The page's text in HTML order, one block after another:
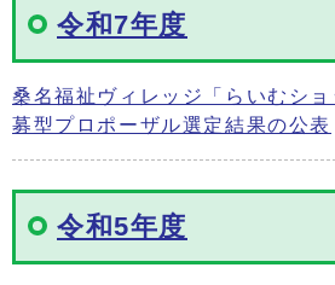
令和7年度
桑名福祉ヴィレッジ「らいむシ
募型プロポーザル選定結果の公表
令和5年度